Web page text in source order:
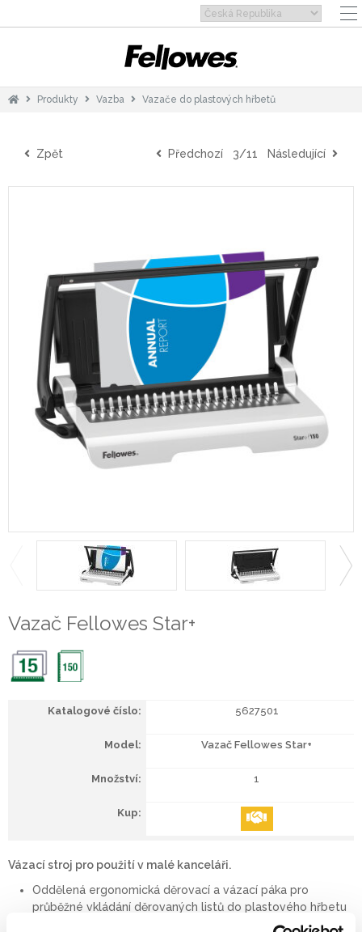
Produkty Vazba Vazače do plastových hřbetů
Zpět Předchozí 3/11 Následující
Vazač Fellowes Star+
5627501
Vazač Fellowes Star+
1
Vázací stroj pro použití v malé kanceláři.
Oddělená ergonomická děrovací a vázací páka pro
průběžné vkládání děrovaných listů do plastového hřbetu